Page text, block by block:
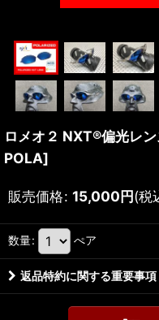
ロメオ２ NXT®偏光レ
POLA]
販売価格: 15,000円(税
数量: ぺア
返品特約に関する重要事項